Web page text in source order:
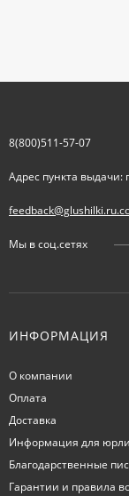
8(800)511-57-07
Адрес пункта выдачи:
Мы в соц.сетях
ИНФОРМАЦИЯ
О компании
Оплата
Доставка
Информация для
Благодарственные
Гарантии и правила